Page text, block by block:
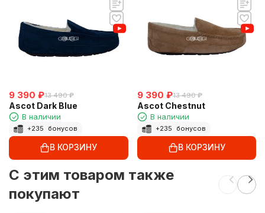
9 390 ₽13 490 ₽
Ascot Dark Blue
В наличии
+235 бонусов
В КОРЗИНУ
9 390 ₽13 490 ₽
Ascot Chestnut
В наличии
+235 бонусов
В КОРЗИНУ
C этим товаром также
покупают